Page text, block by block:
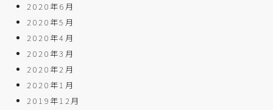
2020年6月
2020年5月
2020年4月
2020年3月
2020年2月
2020年1月
2019年12月